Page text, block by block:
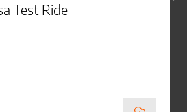
Test Ride